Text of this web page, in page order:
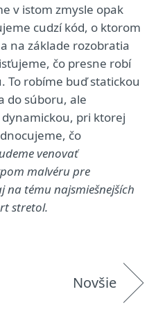
v istom zmysle opak
cudzí kód, o ktorom
na základe rozobratia
čo presne robí
To robíme buď statickou
do súboru, ale
pri ktorej
čo
venovať
malvéru pre
na tému najsmiešnejších
stretol.
Novšie